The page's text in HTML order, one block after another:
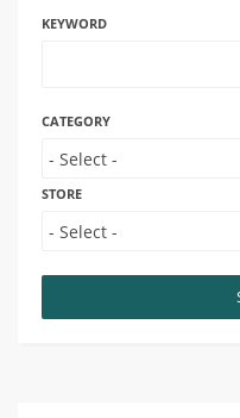
KEYWORD
CATEGORY
STORE